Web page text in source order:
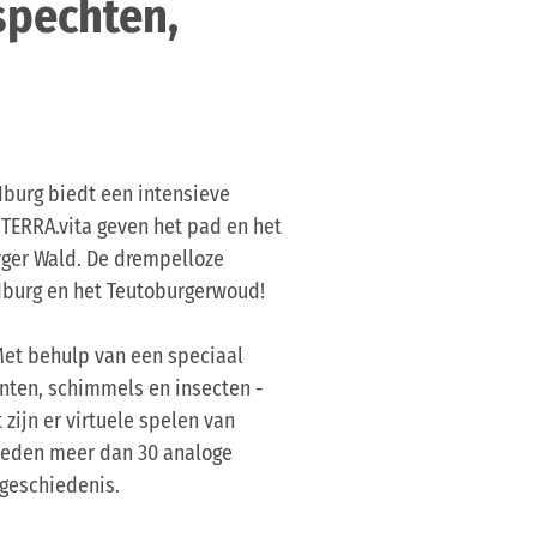
biedt een intensieve
geven het pad en het
Wald. De drempelloze
en het Teutoburgerwoud!
behulp van een speciaal
schimmels en insecten -
zijn er virtuele spelen van
meer dan 30 analoge